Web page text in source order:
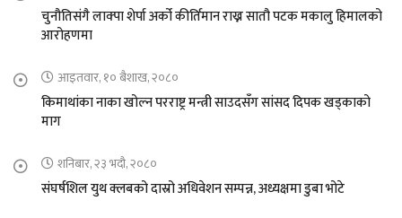
चुनौतिसंगै लाक्पा शेर्पा अर्को कीर्तिमान राख्न सातौ पटक मकालु हिमालको
आरोहणमा
आइतवार, १० बैशाख, २०८०
किमाथांका नाका खोल्न परराष्ट्र मन्त्री साउदसँग सांसद दिपक खड्काको
माग
शनिबार, २३ भदौ, २०८०
संघर्षशिल युथ क्लबको दास्रो अधिवेशन सम्पन्न, अध्यक्षमा डुबा भोटे